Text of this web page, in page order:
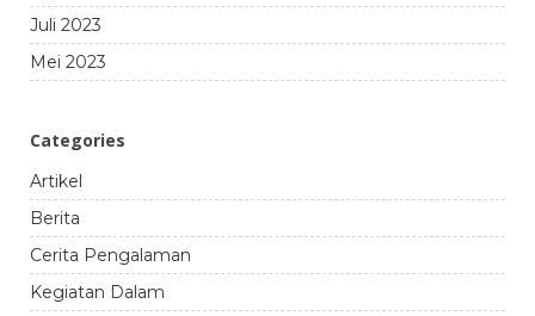
Juli 2023
Mei 2023
Categories
Artikel
Berita
Cerita Pengalaman
Kegiatan Dalam